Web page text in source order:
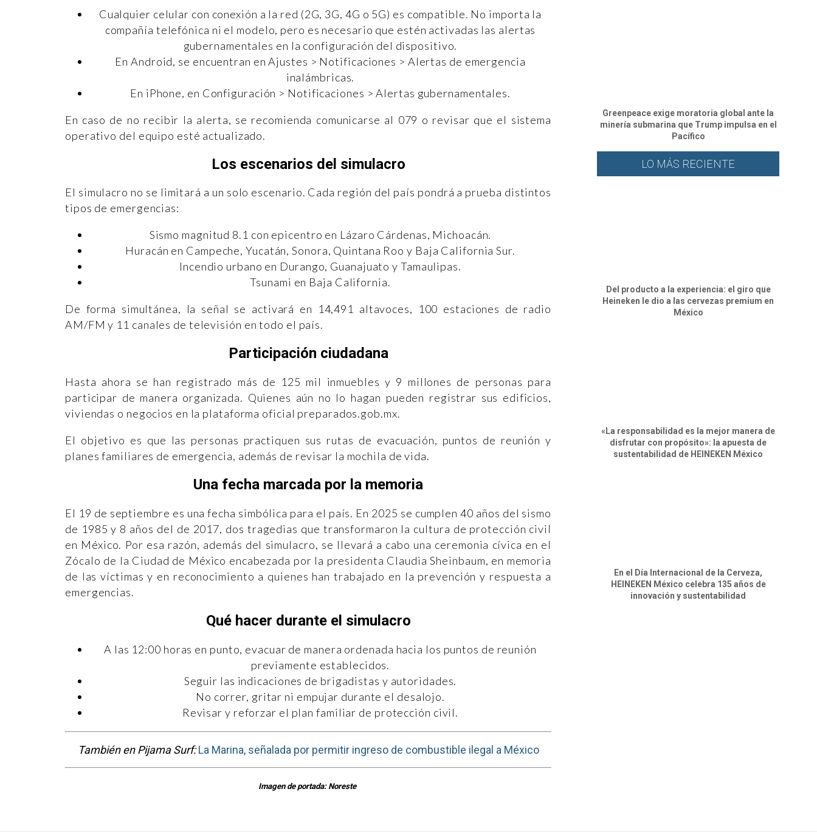
Cualquier celular con conexión a la red (2G, 3G, 4G o 5G) es compatible. No importa la
compañía telefónica ni el modelo, pero es necesario que estén activadas las alertas
gubernamentales en la configuración del dispositivo.
En Android, se encuentran en Ajustes > Notificaciones > Alertas de emergencia
inalámbricas.
En iPhone, en Configuración > Notificaciones > Alertas gubernamentales.
En caso de no recibir la alerta, se recomienda comunicarse al 079 o revisar que el sistema
operativo del equipo esté actualizado.
Los escenarios del simulacro
El simulacro no se limitará a un solo escenario. Cada región del país pondrá a prueba distintos
tipos de emergencias:
Sismo magnitud 8.1 con epicentro en Lázaro Cárdenas, Michoacán.
Huracán en Campeche, Yucatán, Sonora, Quintana Roo y Baja California Sur.
Incendio urbano en Durango, Guanajuato y Tamaulipas.
Tsunami en Baja California.
De forma simultánea, la señal se activará en 14,491 altavoces, 100 estaciones de radio
AM/FM y 11 canales de televisión en todo el país.
Participación ciudadana
Hasta ahora se han registrado más de 125 mil inmuebles y 9 millones de personas para
participar de manera organizada. Quienes aún no lo hagan pueden registrar sus edificios,
viviendas o negocios en la plataforma oficial preparados.gob.mx.
El objetivo es que las personas practiquen sus rutas de evacuación, puntos de reunión y
planes familiares de emergencia, además de revisar la mochila de vida.
Una fecha marcada por la memoria
El 19 de septiembre es una fecha simbólica para el país. En 2025 se cumplen 40 años del sismo
de 1985 y 8 años del de 2017, dos tragedias que transformaron la cultura de protección civil
en México. Por esa razón, además del simulacro, se llevará a cabo una ceremonia cívica en el
Zócalo de la Ciudad de México encabezada por la presidenta Claudia Sheinbaum, en memoria
de las víctimas y en reconocimiento a quienes han trabajado en la prevención y respuesta a
emergencias.
Qué hacer durante el simulacro
A las 12:00 horas en punto, evacuar de manera ordenada hacia los puntos de reunión
previamente establecidos.
Seguir las indicaciones de brigadistas y autoridades.
No correr, gritar ni empujar durante el desalojo.
Revisar y reforzar el plan familiar de protección civil.
También en Pijama Surf:La Marina, señalada por permitir ingreso de combustible ilegal a México
Imagen de portada: Noreste
Greenpeace exige moratoria global ante la
minería submarina que Trump impulsa en el
Pacífico
LO MÁS RECIENTE
Del producto a la experiencia: el giro que
Heineken le dio a las cervezas premium en
México
«La responsabilidad es la mejor manera de
disfrutar con propósito»: la apuesta de
sustentabilidad de HEINEKEN México
En el Día Internacional de la Cerveza,
HEINEKEN México celebra 135 años de
innovación y sustentabilidad